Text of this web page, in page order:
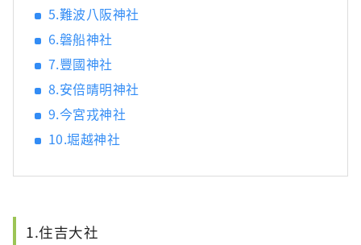
5.難波八阪神社
6.磐船神社
7.豐國神社
8.安倍晴明神社
9.今宮戎神社
10.堀越神社
1.住吉大社